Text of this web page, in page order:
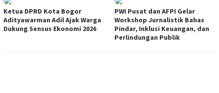
Ketua DPRD Kota Bogor
Adityawarman Adil Ajak Warga
Dukung Sensus Ekonomi 2026
PWI Pusat dan AFPI Gelar
Workshop Jurnalistik Bahas
Pindar, Inklusi Keuangan, dan
Perlindungan Publik